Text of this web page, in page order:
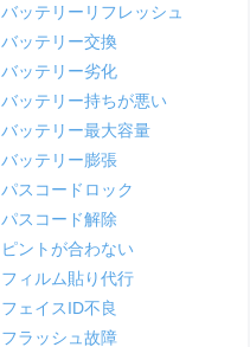
バッテリーリフレッシュ
バッテリー交換
バッテリー劣化
バッテリー持ちが悪い
バッテリー最大容量
バッテリー膨張
パスコードロック
パスコード解除
ピントが合わない
フィルム貼り代行
フェイスID不良
フラッシュ故障